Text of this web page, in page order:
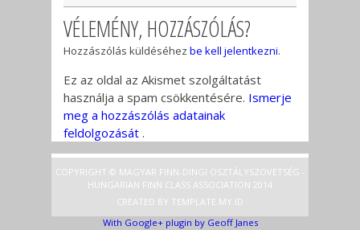
VÉLEMÉNY, HOZZÁSZÓLÁS?
Hozzászólás küldéséhez be kell jelentkezni.
Ez az oldal az Akismet szolgáltatást
használja a spam csökkentésére. Ismerje
meg a hozzászólás adatainak
feldolgozását .
COPYRIGHT © MAGYAR FINN-DINGI OSZTÁLYSZÖVETSÉG -
HUNGARIAN FINN CLASS ASSOCIATION 2014
CREATED BY TEMPLATE .MY.ID
With Google+ plugin by Geoff Janes